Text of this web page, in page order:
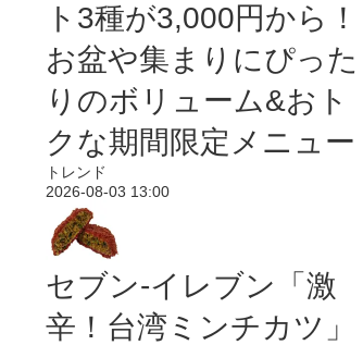
ト3種が3,000円から！
お盆や集まりにぴった
りのボリューム&おト
クな期間限定メニュー
トレンド
2026-08-03 13:00
セブン-イレブン「激
辛！台湾ミンチカツ」